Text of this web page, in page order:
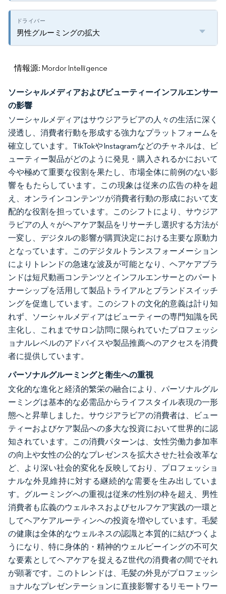
男性グルーミングの拡大
情報源: Mordor Intelligence
ソーシャルメディアおよびビューティーインフルエンサー
の影響
ソーシャルメディアはサウジアラビアの人々の生活に深く
浸透し、消費者行動を形成する強力なプラットフォームを
確立しています。TikTokやInstagramなどのチャネルは、ビ
ューティー製品がどのように発見・購入されるかにおいて
今や極めて重要な役割を果たし、市場全体に前例のない影
響をもたらしています。この現象は従来の広告の枠を超
え、オンラインコンテンツが消費者行動の形成において支
配的な役割を担っています。このシフトにより、サウジア
ラビアの人々がヘアケア製品をリサーチし選択する方法が
一変し、デジタルの影響が購買決定における主要な原動力
となっています。このデジタルトランスフォーメーション
によりトレンドの急速な波及が可能となり、ヘアケアブラ
ンドは短尺動画コンテンツとインフルエンサーとのパート
ナーシップを活用して製品トライアルとブランドスイッチ
ングを促進しています。このシフトの文化的意義は計り知
れず、ソーシャルメディアはビューティーの専門知識を民
主化し、これまでサロン訪問に限られていたプロフェッシ
ョナルレベルのアドバイスや製品推薦へのアクセスを消費
者に提供しています。
パーソナルグルーミングと衛生への重視
文化的な進化と経済的繁栄の融合により、パーソナルグル
ーミングは基本的な必需品からライフスタイル表現の一形
態へと昇華しました。サウジアラビアの消費者は、ビュー
ティーおよびケア製品への多大な投資において世界的に認
知されています。この消費パターンは、女性労働力参加率
の向上や女性の公的なプレゼンスを拡大させた社会改革な
ど、より深い社会的変化を反映しており、プロフェッショ
ナルな外見維持に対する継続的な需要を生み出していま
す。グルーミングへの重視は従来の性別の枠を超え、男性
消費者も広義のウェルネスおよびセルフケア実践の一環と
してヘアケアルーティンへの投資を増やしています。毛髪
の健康は全体的なウェルネスの認識と本質的に結びつくよ
うになり、特に身体的・精神的ウェルビーイングの不可欠
な要素としてヘアケアを捉えるZ世代の消費者の間でそれ
が顕著です。このトレンドは、毛髪の外見がプロフェッシ
ョナルなプレゼンテーションに直接影響するリモートワー